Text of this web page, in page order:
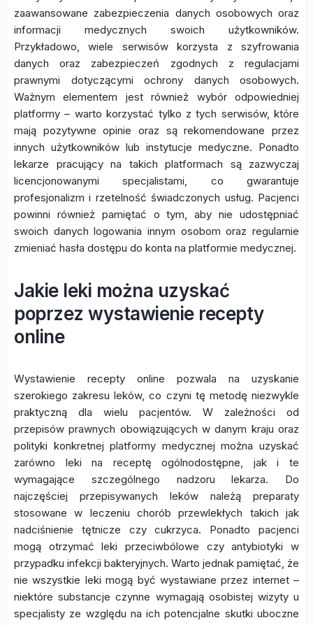
zaawansowane zabezpieczenia danych osobowych oraz
informacji medycznych swoich użytkowników.
Przykładowo, wiele serwisów korzysta z szyfrowania
danych oraz zabezpieczeń zgodnych z regulacjami
prawnymi dotyczącymi ochrony danych osobowych.
Ważnym elementem jest również wybór odpowiedniej
platformy – warto korzystać tylko z tych serwisów, które
mają pozytywne opinie oraz są rekomendowane przez
innych użytkowników lub instytucje medyczne. Ponadto
lekarze pracujący na takich platformach są zazwyczaj
licencjonowanymi specjalistami, co gwarantuje
profesjonalizm i rzetelność świadczonych usług. Pacjenci
powinni również pamiętać o tym, aby nie udostępniać
swoich danych logowania innym osobom oraz regularnie
zmieniać hasła dostępu do konta na platformie medycznej.
Jakie leki można uzyskać
poprzez wystawienie recepty
online
Wystawienie recepty online pozwala na uzyskanie
szerokiego zakresu leków, co czyni tę metodę niezwykle
praktyczną dla wielu pacjentów. W zależności od
przepisów prawnych obowiązujących w danym kraju oraz
polityki konkretnej platformy medycznej można uzyskać
zarówno leki na receptę ogólnodostępne, jak i te
wymagające szczególnego nadzoru lekarza. Do
najczęściej przepisywanych leków należą preparaty
stosowane w leczeniu chorób przewlekłych takich jak
nadciśnienie tętnicze czy cukrzyca. Ponadto pacjenci
mogą otrzymać leki przeciwbólowe czy antybiotyki w
przypadku infekcji bakteryjnych. Warto jednak pamiętać, że
nie wszystkie leki mogą być wystawiane przez internet –
niektóre substancje czynne wymagają osobistej wizyty u
specjalisty ze względu na ich potencjalne skutki uboczne